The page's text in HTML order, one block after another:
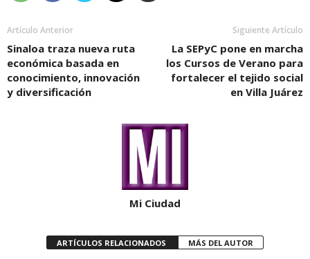
Artículo Anterior
Sinaloa traza nueva ruta
económica basada en
conocimiento, innovación
y diversificación
Siguiente Artículo
La SEPyC pone en marcha
los Cursos de Verano para
fortalecer el tejido social
en Villa Juárez
Mi Ciudad
ARTÍCULOS RELACIONADOS MÁS DEL AUTOR